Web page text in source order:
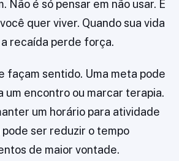
Não é só pensar em não usar. É
quer viver. Quando sua vida
recaída perde força.
façam sentido. Uma meta pode
um encontro ou marcar terapia.
um horário para atividade
ser reduzir o tempo
de maior vontade.